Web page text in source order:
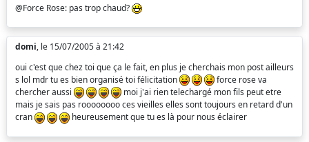
@Force Rose: pas trop chaud?
domi, le 15/07/2005 à 21:42
oui c'est que chez toi que ça le fait, en plus je cherchais mon post ailleurs
s lol mdr tu es bien organisé toi félicitation
force rose va
chercher aussi
moi j'ai rien telechargé mon fils peut etre
mais je sais pas roooooooo ces vieilles elles sont toujours en retard d'un
cran
heureusement que tu es là pour nous éclairer